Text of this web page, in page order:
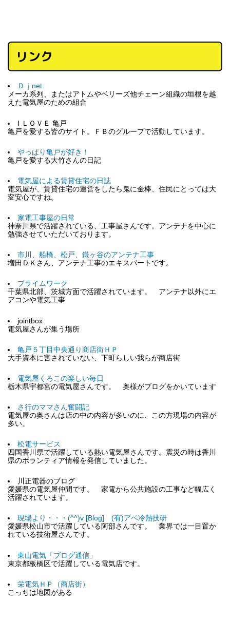
リンク
Ｄｊnet
メーカ系列、またはアトムやベリーズ他チェーン組織の垣根を越
えた電気屋のための組合
I ＬＯＶＥ 亀戸
亀戸を愛する皆のサイト。ＦＢのグループで活動しています。
やっぱり亀戸が好き！
亀戸を愛する大竹さんの日記
電気屋による賃貸住宅の日誌
電気屋が、賃貸住宅の運営をしたら鬼に金棒、住民にとっては大
変安心ですね。
家電工事屋の日常
神奈川県で活躍されている、工事屋さんです。アンテナを中心に
勉強させていただいております。
市川、船橋、松戸、鎌ヶ谷のアンテナ工事
増田ＤＫさん、アンテナ工事のエキスパートです。
プライムワーク
千葉県北部、茨城方面で活躍されています。 アンテナ以外にエ
アコンや電気工事
jointbox
電気屋さんが集う場所
亀戸５丁目中央通り商店街ＨＰ
大手資本に害されていない、下町らしい我らが商店街
電気屋くろこの楽しい毎日
栃木県宇都宮の電気屋さんです。 奥様がブログをかいています
さ行のママさん奮闘記
電気屋の奥さんは店の中の内容が多いのに、この方現場の内容が
多い。
松電サービス
四国香川県で活躍している熱い電気屋さんです。震災の時は香川
県のボランティア情報を発信していました。
川正電器のブログ
愛媛県の電気屋仲間です。 家電から公共施設の工事など幅広く
活躍されています。
現場より・・・(^^)v [Blog] (有)アベ冷熱技研
愛媛県松山市で活躍している阿部さんです。 業界では一目置か
れている技術屋さんです。
東山電気「ブログ通信」
東京都板橋区で活躍している電気店です。
栄電気ＨＰ（商店街）
こっちは地図がある